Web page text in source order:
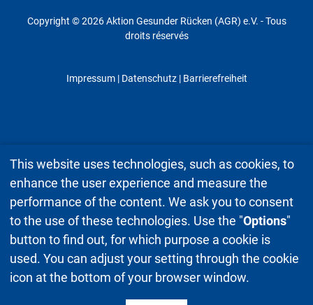
Copyright © 2026 Aktion Gesunder Rücken (AGR) e.V. - Tous
droits réservés
Impressum| Datenschutz| Barrierefreiheit
This website uses technologies, such as cookies, to
enhance the user experience and measure the
performance of the content. We ask you to consent
to the use of these technologies. Use the "Options"
button to find out, for which purpose a cookie is
used. You can adjust your setting through the cookie
icon at the bottom of your browser window.